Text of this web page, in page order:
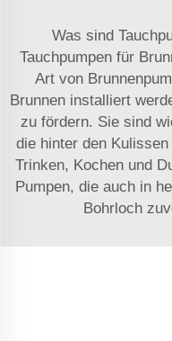
Was sind
Tauchpumpen für
Art von
Brunnen installiert
zu fördern. Sie sind
die hinter den
Trinken, Kochen und
Pumpen, die auch in
Bohrloch